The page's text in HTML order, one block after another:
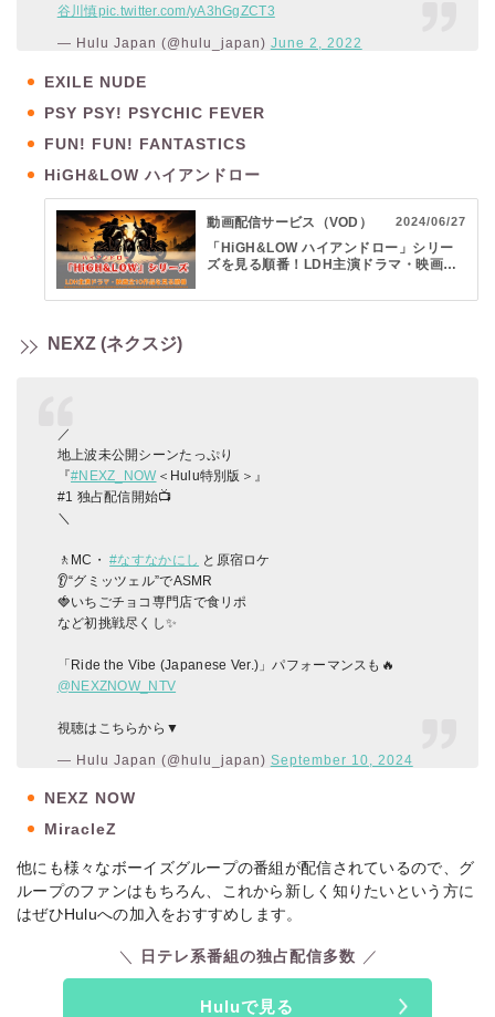
谷川慎pic.twitter.com/yA3hGgZCT3
— Hulu Japan (@hulu_japan) June 2, 2022
EXILE NUDE
PSY PSY! PSYCHIC FEVER
FUN! FUN! FANTASTICS
HiGH&LOW ハイアンドロー
動画配信サービス（VOD） 2024/06/27
「HiGH&LOW ハイアンドロー」シリー
ズを見る順番！LDH主演ドラマ・映画全1
NEXZ (ネクスジ)
／
地上波未公開シーンたっぷり
『#NEXZ_NOW ＜Hulu特別版＞』
#1 独占配信開始📺
＼
🚶MC・#なすなかにし と原宿ロケ
👂“グミッツェル”でASMR
🍓いちごチョコ専門店で食リポ
など初挑戦尽くし✨
「Ride the Vibe (Japanese Ver.)」パフォーマンスも🔥
@NEXZNOW_NTV
視聴はこちらから▼
— Hulu Japan (@hulu_japan) September 10, 2024
NEXZ NOW
MiracleZ
他にも様々なボーイズグループの番組が配信されているので、グ
ループのファンはもちろん、これから新しく知りたいという方に
はぜひHuluへの加入をおすすめします。
日テレ系番組の独占配信多数
Huluで見る